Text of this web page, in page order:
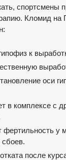
спортсмены
Кломид на
к
оси
в комплексе с
фертильность у
после